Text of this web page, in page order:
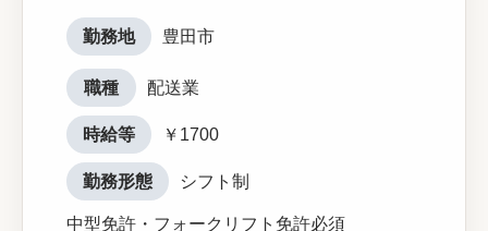
勤務地 豊田市
職種 配送業
時給等 ￥1700
勤務形態 シフト制
中型免許・フォークリフト免許必須